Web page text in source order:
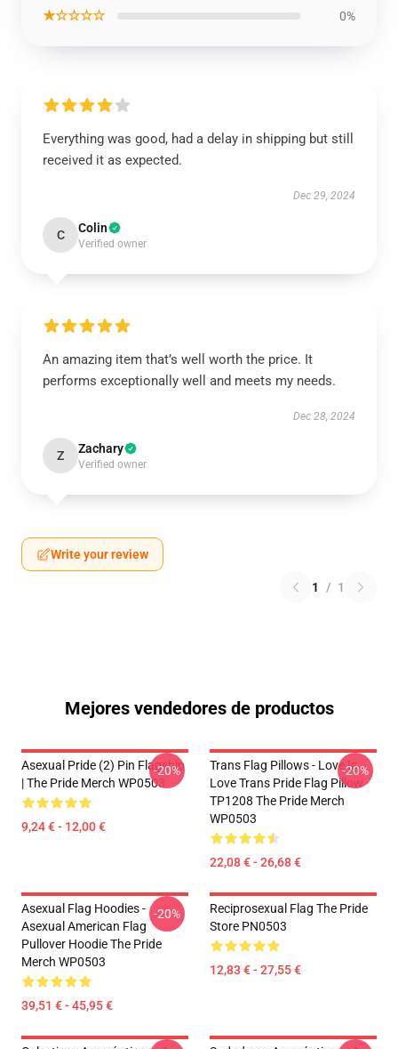
★☆☆☆☆ 0%
Everything was good, had a delay in shipping but still
received it as expected.
Dec 29, 2024
C Colin
Verified owner
An amazing item that’s well worth the price. It
performs exceptionally well and meets my needs.
Dec 28, 2024
Z Zachary
Verified owner
Write your review
1 / 1
Mejores vendedores de productos
Asexual Pride (2) Pin Flagship
| The Pride Merch WP0503
9,24 € - 12,00 €
-20%
Trans Flag Pillows - Love Is
Love Trans Pride Flag Pillow
TP1208 The Pride Merch
WP0503
22,08 € - 26,68 €
-20%
Asexual Flag Hoodies -
Asexual American Flag
Pullover Hoodie The Pride
Merch WP0503
39,51 € - 45,95 €
-20%
Reciprosexual Flag The Pride
Store PN0503
12,83 € - 27,55 €